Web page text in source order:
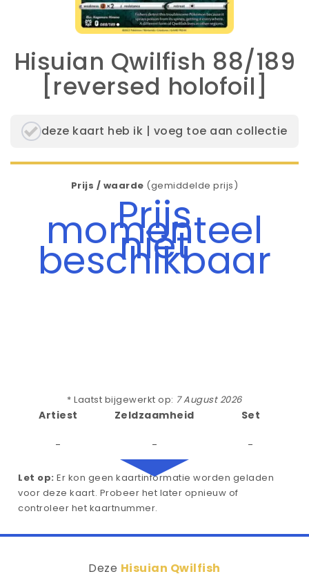
Hisuian Qwilfish 88/189
[reversed holofoil]
deze kaart heb ik | voeg toe aan collectie
Prijs / waarde (gemiddelde prijs)
Prijs
momenteel
niet
beschikbaar
* Laatst bijgewerkt op: 7 August 2026
Artiest
-
Zeldzaamheid
-
Set
-
Let op: Er kon geen kaartinformatie worden geladen
voor deze kaart. Probeer het later opnieuw of
controleer het kaartnummer.
Deze Hisuian Qwilfish